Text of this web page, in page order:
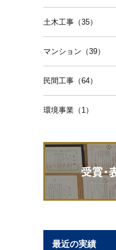
土木工事（35）
マンション（39）
民間工事（64）
環境事業（1）
最近の実績